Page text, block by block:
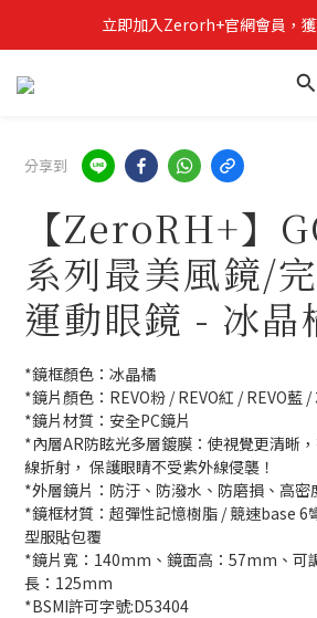
立即加入Zerorh+官網會員，
立即加入Zerorh+官網會員，
Zerorh+期間限定優惠全館滿15000折
分享到
【ZeroRH+】
系列最美風鏡/
運動眼鏡 - 冰晶
*鏡框顏色：冰晶橘
*鏡片顏色：REVO粉 / REVO紅 / REVO藍
*鏡片材質：安全PC鏡片
*內層AR防眩光多層鍍膜：使視覺更清晰
線折射， 保護眼睛不受紫外線侵襲！
*外層鏡片：防汙、防潑水、防磨損、高密
*鏡框材質：超彈性記憶樹脂 / 競速base 6
型服貼包覆
*鏡片寬：140mm、鏡面高：57mm、可
長：125mm
*BSMI許可字號:D53404